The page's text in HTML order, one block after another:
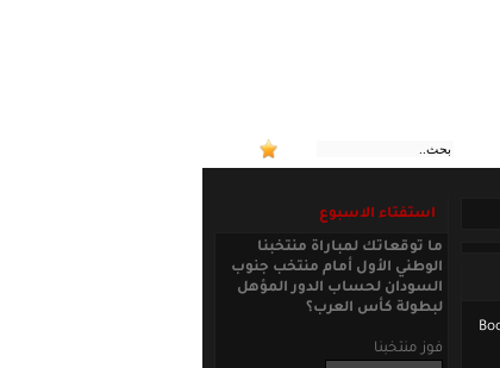
استفتاء الاسبوع
ما توقعاتك لمباراة منتخبنا
الوطني الأول أمام منتخب جنوب
السودان لحساب الدور المؤهل
لبطولة كأس العرب؟
فوز منتخبنا